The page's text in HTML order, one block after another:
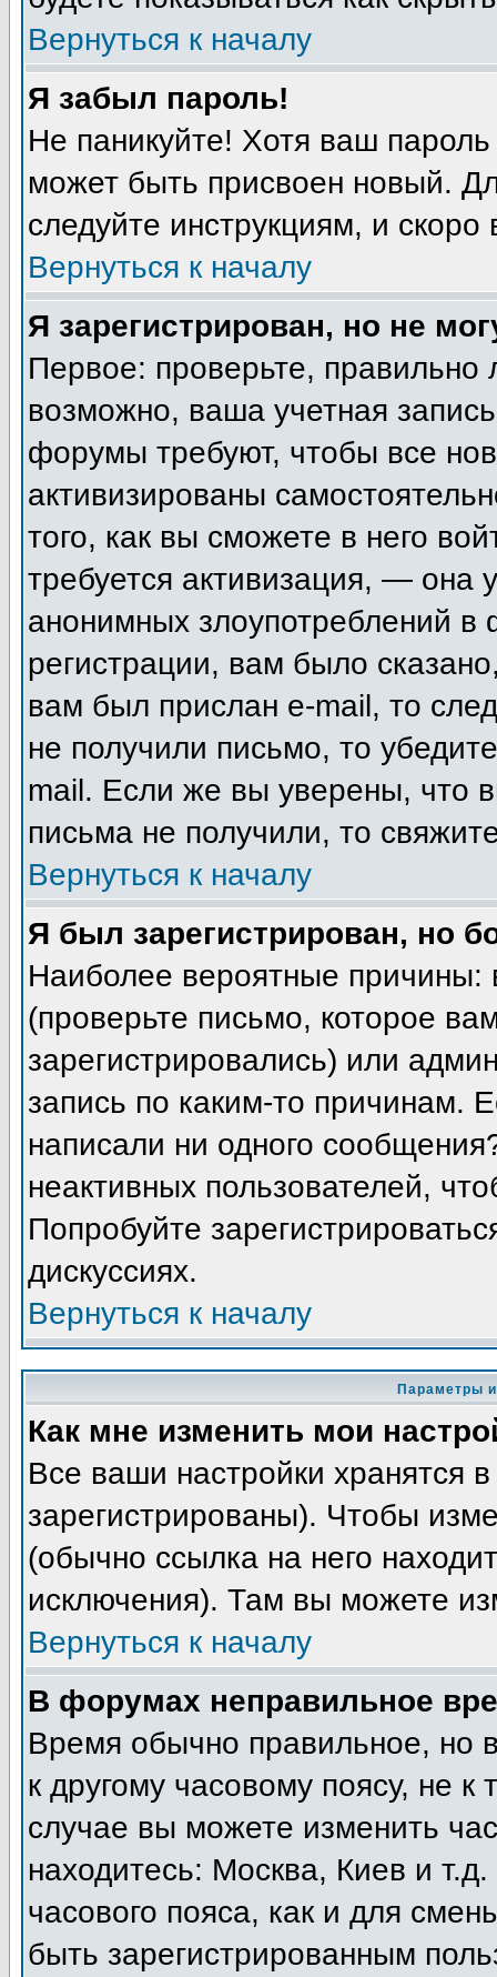
Вернуться к началу
Я забыл пароль!
Не паникуйте! Хотя ваш
может быть присвоен новый.
следуйте инструкциям, и
Вернуться к началу
Я зарегистрирован, но не
Первое: проверьте,
возможно, ваша учетная
форумы требуют, чтобы все
активизированы
того, как вы сможете в него
требуется активизация, — она
анонимных злоупотреблений
регистрации, вам было
вам был прислан e-mail, то
не получили письмо, то
mail. Если же вы уверены, что
письма не получили, то
Вернуться к началу
Я был зарегистрирован, но
Наиболее вероятные
(проверьте письмо, которое
зарегистрировались) или
запись по каким-то причинам.
написали ни одного
неактивных пользователей,
Попробуйте
дискуссиях.
Вернуться к началу
Параметры
Как мне изменить мои
Все ваши настройки хранятся
зарегистрированы). Чтобы
(обычно ссылка на него
исключения). Там вы можете
Вернуться к началу
В форумах неправильное
Время обычно правильное, но
к другому часовому поясу, не
случае вы можете изменить
находитесь: Москва, Киев и
часового пояса, как и для
быть зарегистрированным